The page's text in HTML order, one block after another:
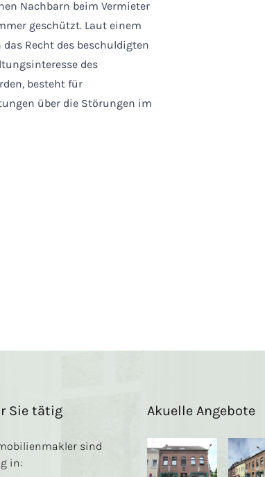
Nachbarn beim Vermieter
geschützt. Laut einem
das Recht des beschuldigten
des
besteht für
über die Störungen im
Sie tätig
sind
in:
Akuelle Angebote